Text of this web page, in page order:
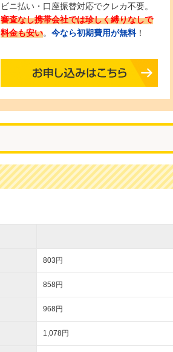
ビニ払い・口座振替対応でクレカ不要。
審査なし携帯会社では珍しく縛りなしで
料金も安い。 今なら初期費用が無料！
803円
858円
968円
1,078円